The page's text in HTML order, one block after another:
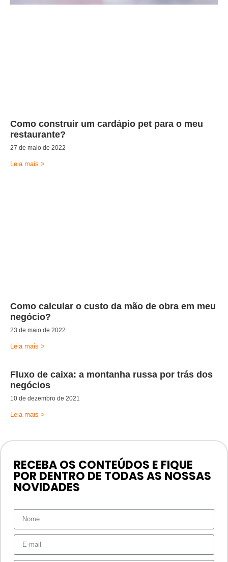
Como construir um cardápio pet para o meu
restaurante?
27 de maio de 2022
Leia mais >
Como calcular o custo da mão de obra em meu
negócio?
23 de maio de 2022
Leia mais >
Fluxo de caixa: a montanha russa por trás dos
negócios
10 de dezembro de 2021
Leia mais >
RECEBA OS CONTEÚDOS E FIQUE
POR DENTRO DE TODAS AS NOSSAS
NOVIDADES